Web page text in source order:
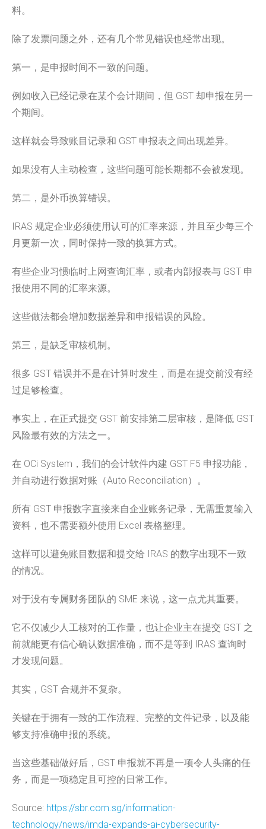
料。
除了发票问题之外，还有几个常见错误也经常出现。
第一，是申报时间不一致的问题。
例如收入已经记录在某个会计期间，但 GST 却申报在另一
个期间。
这样就会导致账目记录和 GST 申报表之间出现差异。
如果没有人主动检查，这些问题可能长期都不会被发现。
第二，是外币换算错误。
IRAS 规定企业必须使用认可的汇率来源，并且至少每三个
月更新一次，同时保持一致的换算方式。
有些企业习惯临时上网查询汇率，或者内部报表与 GST 申
报使用不同的汇率来源。
这些做法都会增加数据差异和申报错误的风险。
第三，是缺乏审核机制。
很多 GST 错误并不是在计算时发生，而是在提交前没有经
过足够检查。
事实上，在正式提交 GST 前安排第二层审核，是降低 GST
风险最有效的方法之一。
在 OCi System，我们的会计软件内建 GST F5 申报功能，
并自动进行数据对账（Auto Reconciliation）。
所有 GST 申报数字直接来自企业账务记录，无需重复输入
资料，也不需要额外使用 Excel 表格整理。
这样可以避免账目数据和提交给 IRAS 的数字出现不一致
的情况。
对于没有专属财务团队的 SME 来说，这一点尤其重要。
它不仅减少人工核对的工作量，也让企业主在提交 GST 之
前就能更有信心确认数据准确，而不是等到 IRAS 查询时
才发现问题。
其实，GST 合规并不复杂。
关键在于拥有一致的工作流程、完整的文件记录，以及能
够支持准确申报的系统。
当这些基础做好后，GST 申报就不再是一项令人头痛的任
务，而是一项稳定且可控的日常工作。
Source: https://sbr.com.sg/information-
technology/news/imda-expands-ai-cybersecurity-